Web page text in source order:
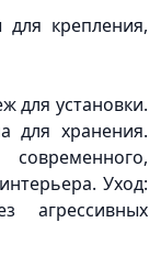
крепления,
для установки.
для хранения.
Уход:
агрессивных